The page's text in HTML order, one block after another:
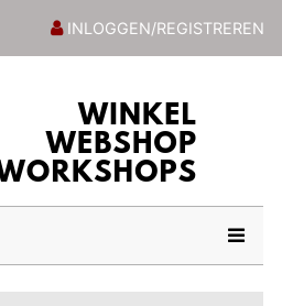
INLOGGEN/REGISTREREN